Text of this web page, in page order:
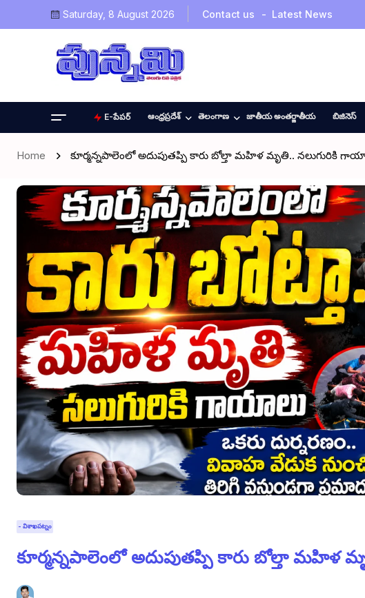
Saturday, 8 August 2026 Contact us Latest News
E-పేపర్ ఆంధ్రప్రదేశ్ తెలంగాణ జాతీయ అంతర్జాతీయ బిజినెస్
Home కూర్మన్నపాలెంలో అదుపుతప్పి కారు బోల్తా మహిళ మృతి.. నలుగురికి
- విశాఖపట్నం
కూర్మన్నపాలెంలో అదుపుతప్పి కారు బోల్తా మహిళ